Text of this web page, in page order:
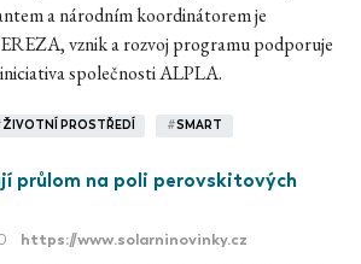
a národním koordinátorem je
vznik a rozvoj programu podporuje
společnosti ALPLA.
ŽIVOTNÍ PROSTŘEDÍ #SMART
průlom na poli perovskitových
https://www.solarninovinky.cz